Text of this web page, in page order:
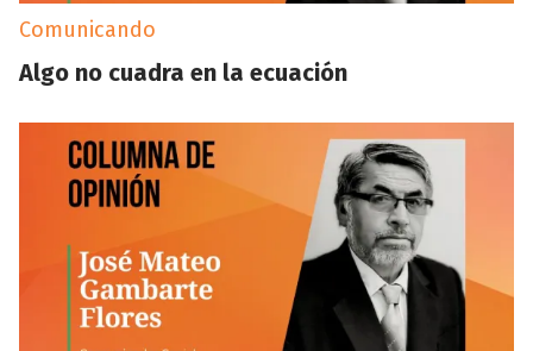
Comunicando
Algo no cuadra en la ecuación